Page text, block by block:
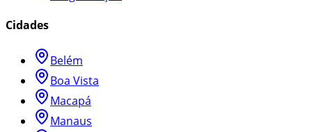
Cidades
Belém
Boa Vista
Macapá
Manaus